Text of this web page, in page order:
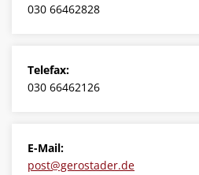
Service
030 66462828
Telefax:
030 66462126
E-Mail:
post@gerostader.de